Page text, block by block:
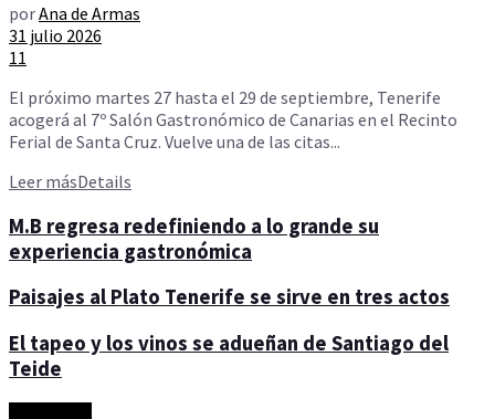
porAna de Armas
31 julio 2026
11
El próximo martes 27 hasta el 29 de septiembre, Tenerife
acogerá al 7º Salón Gastronómico de Canarias en el Recinto
Ferial de Santa Cruz. Vuelve una de las citas...
Leer másDetails
M.B regresa redefiniendo a lo grande su
experiencia gastronómica
Paisajes al Plato Tenerife se sirve en tres actos
El tapeo y los vinos se adueñan de Santiago del
Teide